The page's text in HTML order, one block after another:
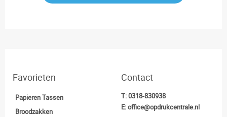
Favorieten
Papieren Tassen
Broodzakken
Contact
T:0318-830938
E:office@opdrukcentrale.nl